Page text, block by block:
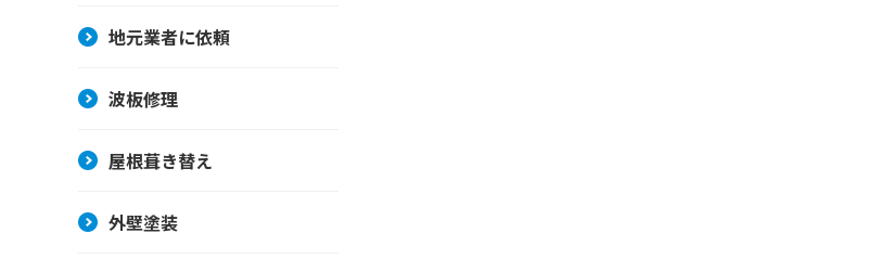
地元業者に依頼
波板修理
屋根葺き替え
外壁塗装